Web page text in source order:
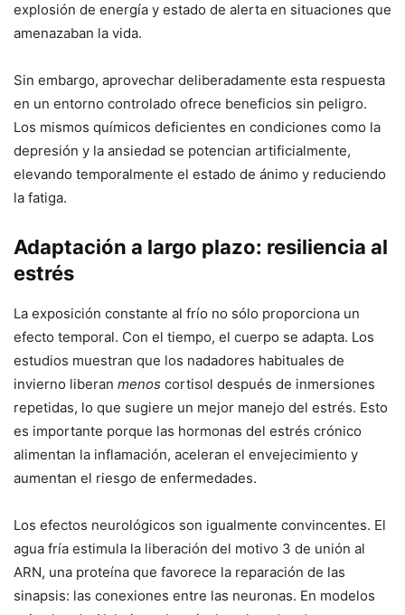
explosión de energía y estado de alerta en situaciones que
amenazaban la vida.
Sin embargo, aprovechar deliberadamente esta respuesta
en un entorno controlado ofrece beneficios sin peligro.
Los mismos químicos deficientes en condiciones como la
depresión y la ansiedad se potencian artificialmente,
elevando temporalmente el estado de ánimo y reduciendo
la fatiga.
Adaptación a largo plazo: resiliencia al
estrés
La exposición constante al frío no sólo proporciona un
efecto temporal. Con el tiempo, el cuerpo se adapta. Los
estudios muestran que los nadadores habituales de
invierno liberan menos cortisol después de inmersiones
repetidas, lo que sugiere un mejor manejo del estrés. Esto
es importante porque las hormonas del estrés crónico
alimentan la inflamación, aceleran el envejecimiento y
aumentan el riesgo de enfermedades.
Los efectos neurológicos son igualmente convincentes. El
agua fría estimula la liberación del motivo 3 de unión al
ARN, una proteína que favorece la reparación de las
sinapsis: las conexiones entre las neuronas. En modelos